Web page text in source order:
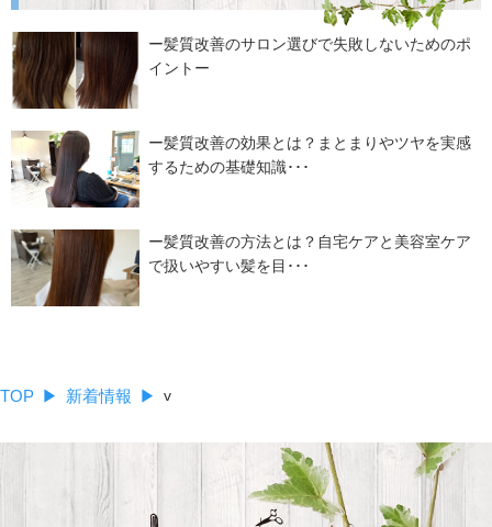
ー髪質改善のサロン選びで失敗しないためのポ
イントー
ー髪質改善の効果とは？まとまりやツヤを実感
するための基礎知識･･･
ー髪質改善の方法とは？自宅ケアと美容室ケア
で扱いやすい髪を目･･･
TOP 新着情報 v